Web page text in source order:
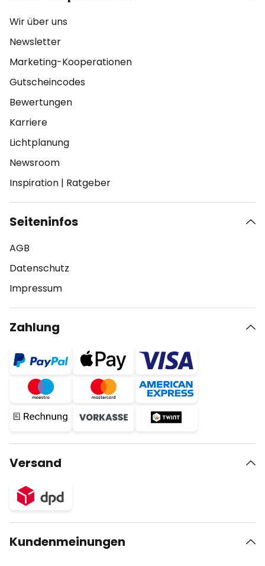
Wir über uns
Newsletter
Marketing-Kooperationen
Gutscheincodes
Bewertungen
Karriere
Lichtplanung
Newsroom
Inspiration | Ratgeber
Seiteninfos
AGB
Datenschutz
Impressum
Zahlung
Versand
Kundenmeinungen